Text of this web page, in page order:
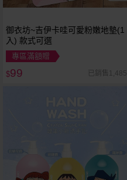
御衣坊~吉伊卡哇可愛粉嫩地墊(1
入) 款式可選
專區滿額贈
$99 已銷售1,485